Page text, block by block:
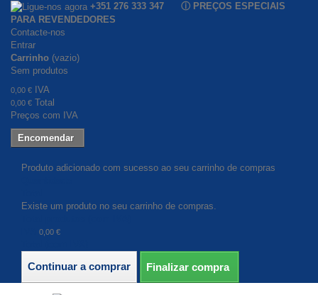
+351 276 333 347 ⓘ PREÇOS ESPECIAIS
PARA REVENDEDORES
Contacte-nos
Entrar
Carrinho (vazio)
Sem produtos
0,00 € IVA
0,00 € Total
Preços com IVA
Encomendar
Produto adicionado com sucesso ao seu carrinho de compras
Existe um produto no seu carrinho de compras.
0,00 €
Continuar a comprar Finalizar compra